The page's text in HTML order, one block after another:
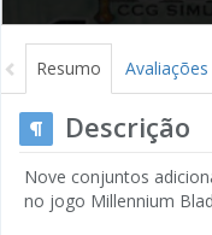
Resumo Avaliações
Descrição
Nove conjuntos
no jogo Millennium